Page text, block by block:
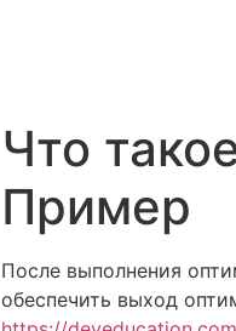
Что
Пример
После выполнения
обеспечить выход